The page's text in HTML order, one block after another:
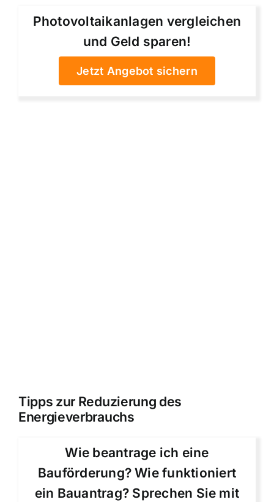
Photovoltaikanlagen vergleichen
und Geld sparen!
Jetzt Angebot sichern
Tipps zur Reduzierung des
Energieverbrauchs
Wie beantrage ich eine
Bauförderung? Wie funktioniert
ein Bauantrag? Sprechen Sie mit